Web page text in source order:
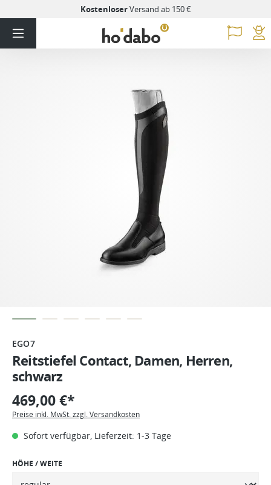
KostenloserVersand ab 150 €
EGO7
Reitstiefel Contact, Damen, Herren,
schwarz
469,00 €*
Preise inkl. MwSt. zzgl. Versandkosten
Sofort verfügbar, Lieferzeit: 1-3 Tage
HÖHE / WEITE